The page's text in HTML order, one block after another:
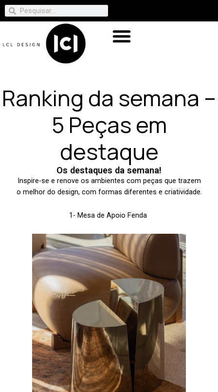
Ranking da semana –
5 Peças em
destaque
Os destaques da semana!
Inspire-se e renove os ambientes com peças que trazem
o melhor do design, com formas diferentes e criatividade.
1- Mesa de Apoio Fenda